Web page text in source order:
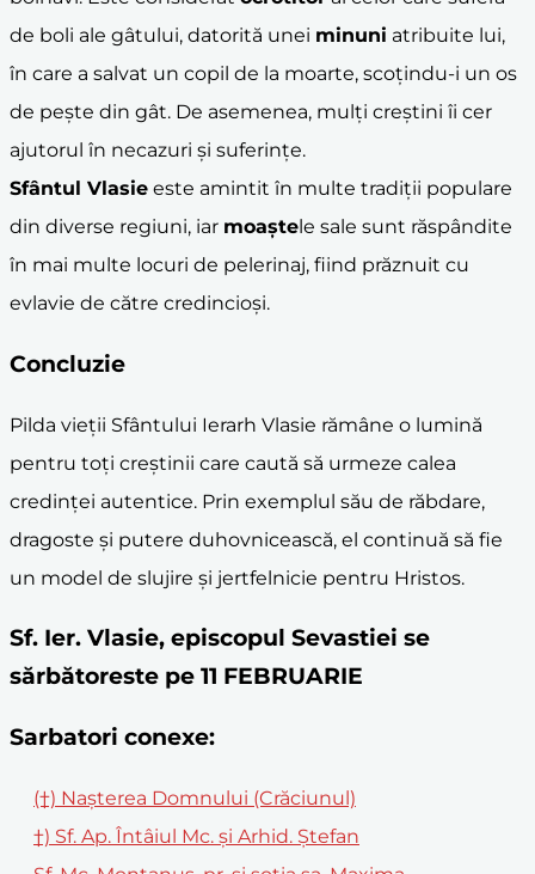
de boli ale gâtului, datorită unei minuni atribuite lui,
în care a salvat un copil de la moarte, scoțindu-i un os
de pește din gât. De asemenea, mulți creștini îi cer
ajutorul în necazuri și suferințe.
Sfântul Vlasie este amintit în multe tradiții populare
din diverse regiuni, iar moaște le sale sunt răspândite
în mai multe locuri de pelerinaj, fiind prăznuit cu
evlavie de către credincioși.
Concluzie
Pilda vieții Sfântului Ierarh Vlasie rămâne o lumină
pentru toți creștinii care caută să urmeze calea
credinței autentice. Prin exemplul său de răbdare,
dragoste și putere duhovnicească, el continuă să fie
un model de slujire și jertfelnicie pentru Hristos.
Sf. Ier. Vlasie, episcopul Sevastiei se
sărbătoreste pe 11 FEBRUARIE
Sarbatori conexe:
(†) Naşterea Domnului (Crăciunul)
†) Sf. Ap. Întâiul Mc. şi Arhid. Ştefan